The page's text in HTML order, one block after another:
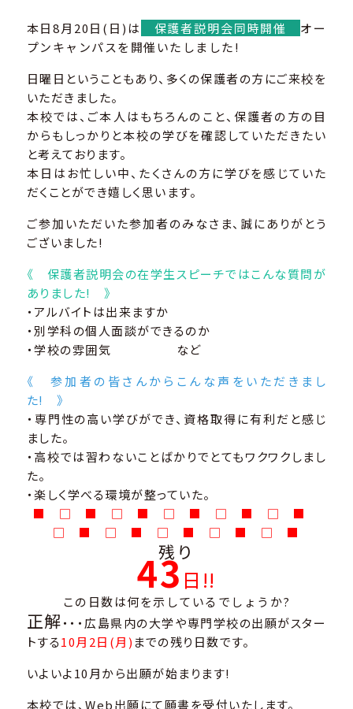
本日8月20日(日)は 保護者説明会同時開催 オー
プンキャンパスを開催いたしました!
日曜日ということもあり、多くの保護者の方にご来校を
いただきました。
本校では、ご本人はもちろんのこと、保護者の方の目
からもしっかりと本校の学びを確認していただきたい
と考えております。
本日はお忙しい中、たくさんの方に学びを感じていた
だくことができ嬉しく思います。
ご参加いただいた参加者のみなさま、誠にありがとう
ございました!
《 保護者説明会の在学生スピーチではこんな質問が
ありました! 》
・アルバイトは出来ますか
・別学科の個人面談ができるのか
・学校の雰囲気 など
《 参加者の皆さんからこんな声をいただきまし
た! 》
・専門性の高い学びができ、資格取得に有利だと感じ
ました。
・高校では習わないことばかりでとてもワクワクしまし
た。
・楽しく学べる環境が整っていた。
■ □ ■ □ ■ □ ■ □ ■ □ ■
□ ■ □ ■ □ ■ □ ■ □ ■
残り
43日!!
この日数は何を示しているでしょうか?
正解・・・広島県内の大学や専門学校の出願がスター
トする10月2日(月) までの残り日数です。
いよいよ10月から出願が始まります!
本校では、Web出願にて願書を受付いたします。